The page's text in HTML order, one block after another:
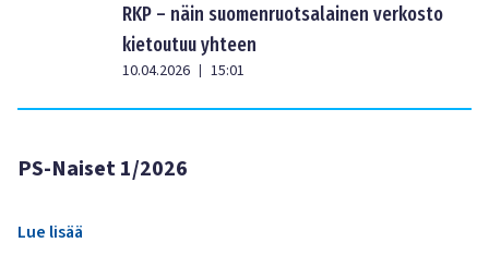
RKP – näin suomenruotsalainen verkosto
kietoutuu yhteen
10.04.2026 | 15:01
PS-Naiset 1/2026
Lue lisää